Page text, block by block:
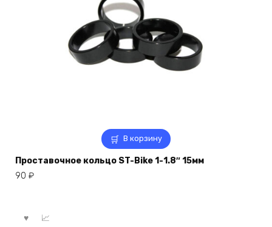
В корзину
Проставочное кольцо ST-Bike 1-1.8″ 15мм
90 ₽